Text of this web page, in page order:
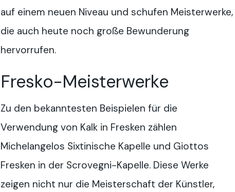
auf einem neuen Niveau und schufen Meisterwerke,
die auch heute noch große Bewunderung
hervorrufen.
Fresko-Meisterwerke
Zu den bekanntesten Beispielen für die
Verwendung von Kalk in Fresken zählen
Michelangelos Sixtinische Kapelle und Giottos
Fresken in der Scrovegni-Kapelle. Diese Werke
zeigen nicht nur die Meisterschaft der Künstler,